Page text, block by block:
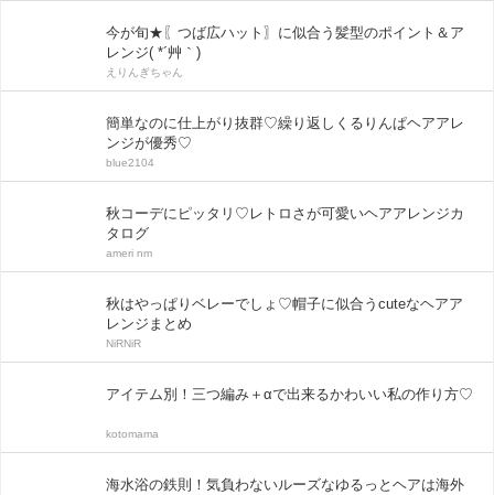
今が旬★〖つば広ハット〗に似合う髪型のポイント＆ア
レンジ( *´艸｀)
えりんぎちゃん
簡単なのに仕上がり抜群♡繰り返しくるりんぱヘアアレ
ンジが優秀♡
blue2104
秋コーデにピッタリ♡レトロさが可愛いヘアアレンジカ
タログ
ameri nm
秋はやっぱりベレーでしょ♡帽子に似合うcuteなヘアア
レンジまとめ
NiRNiR
アイテム別！三つ編み＋αで出来るかわいい私の作り方♡
kotomama
海水浴の鉄則！気負わないルーズなゆるっとヘアは海外